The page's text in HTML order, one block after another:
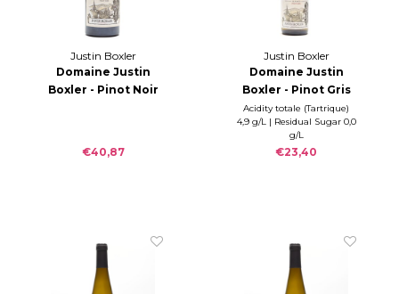
Justin Boxler
Domaine Justin
Boxler - Pinot Noir
€40,87
Justin Boxler
Domaine Justin
Boxler - Pinot Gris
2023
Acidity totale (Tartrique)
4,9 g/L | Residual Sugar 0,0
g/L
€23,40